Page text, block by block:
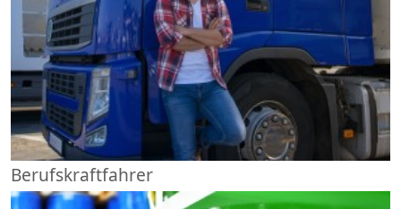
Berufskraftfahrer